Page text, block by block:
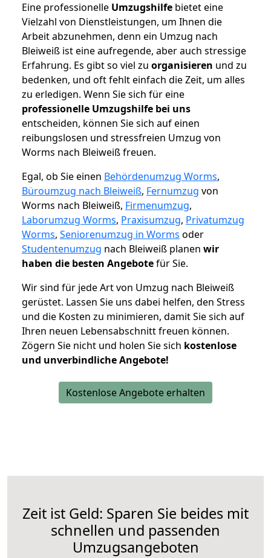
Eine professionelle Umzugshilfe bietet eine
Vielzahl von Dienstleistungen, um Ihnen die
Arbeit abzunehmen, denn ein Umzug nach
Bleiweiß ist eine aufregende, aber auch stressige
Erfahrung. Es gibt so viel zu organisieren und zu
bedenken, und oft fehlt einfach die Zeit, um alles
zu erledigen. Wenn Sie sich für eine
professionelle Umzugshilfe bei uns
entscheiden, können Sie sich auf einen
reibungslosen und stressfreien Umzug von
Worms nach Bleiweiß freuen.
Egal, ob Sie einen Behördenumzug Worms,
Büroumzug nach Bleiweiß, Fernumzug von
Worms nach Bleiweiß, Firmenumzug,
Laborumzug Worms, Praxisumzug, Privatumzug
Worms, Seniorenumzug in Worms oder
Studentenumzug nach Bleiweiß planen wir
haben die besten Angebotefür Sie.
Wir sind für jede Art von Umzug nach Bleiweiß
gerüstet. Lassen Sie uns dabei helfen, den Stress
und die Kosten zu minimieren, damit Sie sich auf
Ihren neuen Lebensabschnitt freuen können.
Zögern Sie nicht und holen Sie sich kostenlose
und unverbindliche Angebote!
Kostenlose Angebote erhalten
Zeit ist Geld: Sparen Sie beides mit
schnellen und passenden
Umzugsangeboten